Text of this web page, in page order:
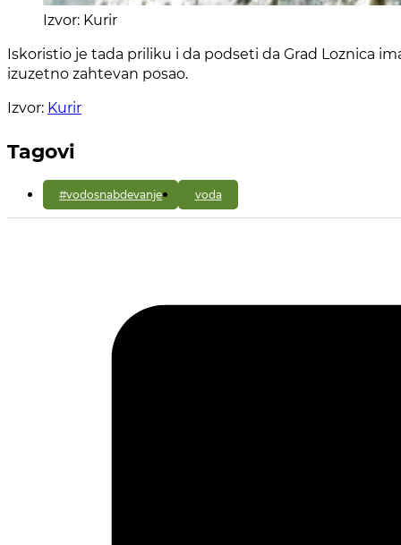
Izvor: Kurir
Iskoristio je tada priliku i da podseti da Grad Loznica
izuzetno zahtevan posao.
Izvor: Kurir
Tagovi
#vodosnabdevanje voda